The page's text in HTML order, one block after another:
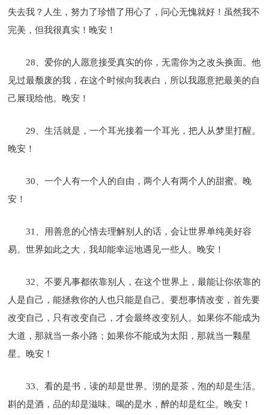
失去我？人生，努力了珍惜了用心了，问心无愧就好！虽然我不
完美，但我很真实！晚安！
28、爱你的人愿意接受真实的你，无需你为之改头换面。他
见过最颓废的我，在这个时候向我表白，所以我愿意把最美的自
己展现给他。晚安！
29、生活就是，一个耳光接着一个耳光，把人从梦里打醒。
晚安！
30、一个人有一个人的自由，两个人有两个人的甜蜜。晚
安！
31、用善意的心情去理解别人的话，会让世界单纯美好容
易。世界如此之大，我却能幸运地遇见一些人。晚安！
32、不要凡事都依靠别人，在这个世界上，最能让你依靠的
人是自己，能拯救你的人也只能是自己。要想事情改变，首先要
改变自己，只有改变自己，才会最终改变别人。如果你不能成为
大道，那就当一条小路；如果你不能成为太阳，那就当一颗星
星。晚安！
33、看的是书，读的却是世界。沏的是茶，泡的却是生活。
斟的是酒，品的却是滋味。喝的是水，醉的却是红尘。晚安！